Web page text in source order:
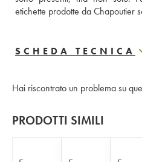
etichette prodotte da Chapoutier
SCHEDA TECNICA
Hai riscontrato un problema su
PRODOTTI SIMILI